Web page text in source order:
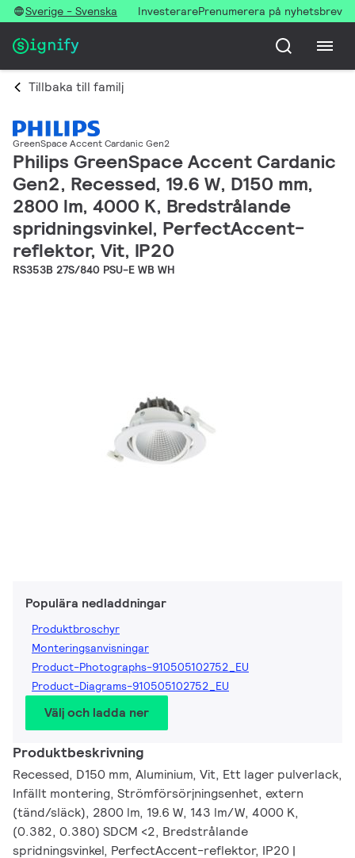
Sverige - Svenska InvesterarePrenumerera på nyhetsbrev
Tillbaka till familj
GreenSpace Accent Cardanic Gen2
Philips GreenSpace Accent Cardanic
Gen2, Recessed, 19.6 W, D150 mm,
2800 lm, 4000 K, Bredstrålande
spridningsvinkel, PerfectAccent-
reflektor, Vit, IP20
RS353B 27S/840 PSU-E WB WH
Populära nedladdningar
Produktbroschyr
Monteringsanvisningar
Product-Photographs-910505102752_EU
Product-Diagrams-910505102752_EU
Välj och ladda ner
Produktbeskrivning
Recessed, D150 mm, Aluminium, Vit, Ett lager pulverlack,
Infällt montering, Strömförsörjningsenhet, extern
(tänd/släck), 2800 lm, 19.6 W, 143 lm/W, 4000 K,
(0.382, 0.380) SDCM <2, Bredstrålande
spridningsvinkel, PerfectAccent-reflektor, IP20 |